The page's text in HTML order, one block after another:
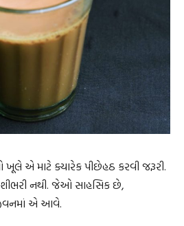
એ માટે ક્યારેક પીછેહઠ કરવી જરૂરી.
નથી. જેઓ સાહસિક છે,
એ આવે.